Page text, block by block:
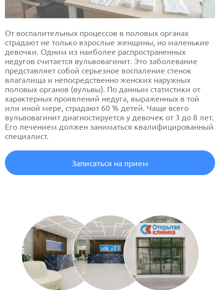
От воспалительных процессов в половых органах
страдают не только взрослые женщины, но маленькие
девочки. Одним из наиболее распространенных
недугов считается вульвовагинит. Это заболевание
представляет собой серьезное воспаление стенок
влагалища и непосредственно женских наружных
половых органов (вульвы). По данным статистики от
характерных проявлений недуга, выраженных в той
или иной мере, страдают 60 % детей. Чаще всего
вульвовагинитдиагностируется у девочек от 3 до 8 лет.
Его лечением должен заниматься квалифицированный
специалист.
Записаться на прием